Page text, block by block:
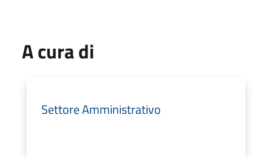
A cura di
Settore Amministrativo